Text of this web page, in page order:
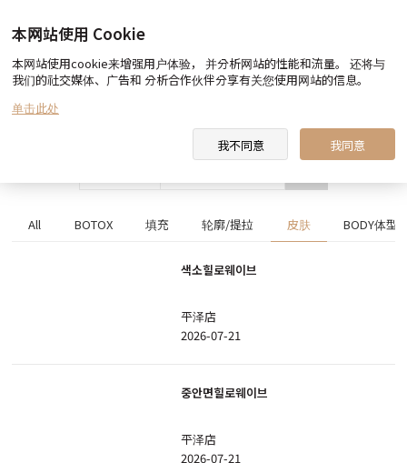
Before & After
All BOTOX 填充 轮廓/提拉 皮肤 BODY体型
색소힐로웨이브
平泽店
2026-07-21
중안면힐로웨이브
平泽店
2026-07-21
本网站使用 Cookie
本网站使用cookie来增强用户体验， 并分析网站的性能和流量。 还将与
我们的社交媒体、广告和 分析合作伙伴分享有关您使用网站的信息。
单击此处
我不同意 我同意